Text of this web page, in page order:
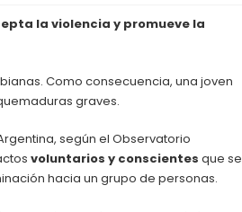
la violencia y promueve la
Como consecuencia, una joven
graves.
según el Observatorio
voluntarios y conscientes que se
hacia un grupo de personas.